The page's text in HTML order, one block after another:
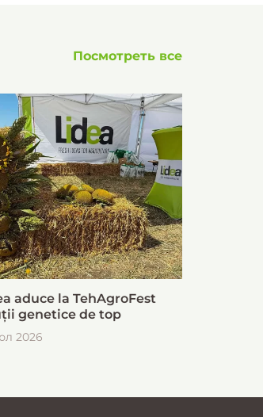
Посмотреть все
aduce la TehAgroFest
genetice de top
2026